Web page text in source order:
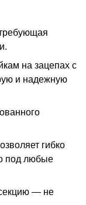
на зацепах с
и надежную
гибко
под любые
— не